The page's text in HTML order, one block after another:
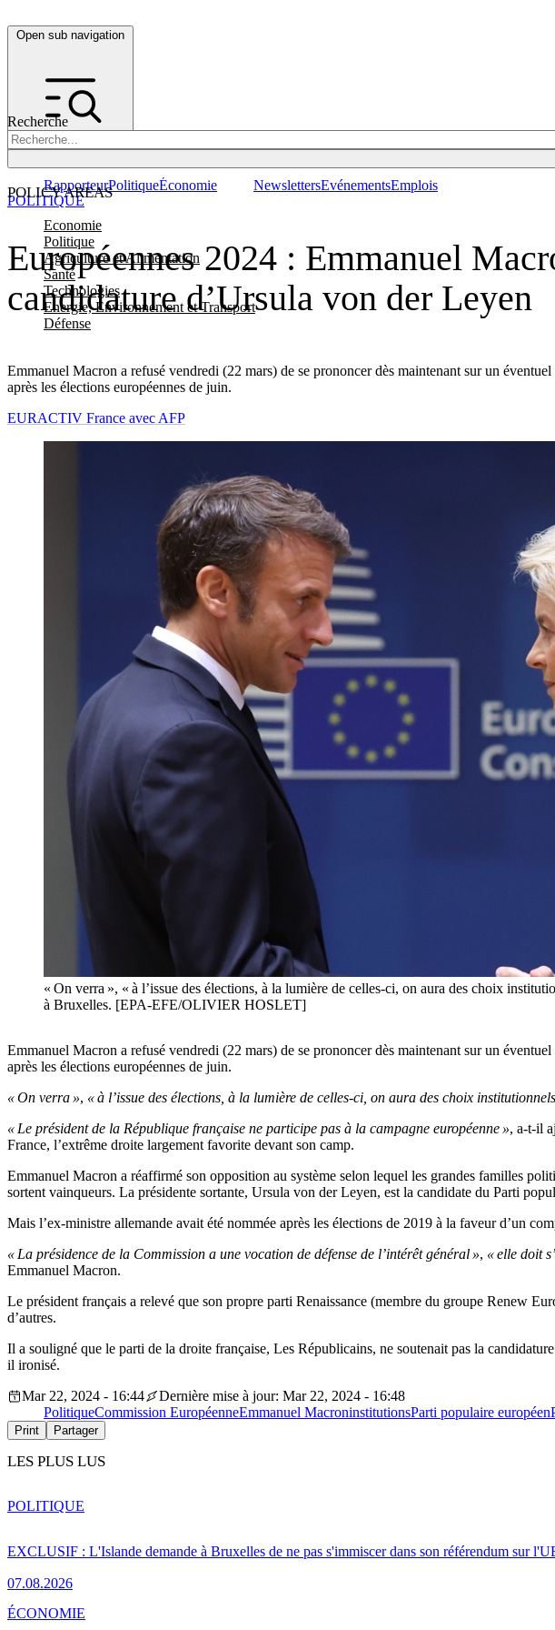
Open sub navigation
Recherche
POLICY AREAS
Economie
Politique
Agriculture et Alimentation
Santé
Technologies
Energie, Environnement et Transport
Défense
RapporteurPolitiqueÉconomie NewslettersEvénementsEmplois
Européennes 2024 : Emmanuel
candidature d’Ursula von der Leyen
Emmanuel Macron a refusé vendredi (22 mars) de se prononcer dès maintenant sur un
après les élections européennes de juin.
POLITIQUE
EURACTIV France avec AFP
« On verra », « à l’issue des élections, à la lumière de celles-ci, on aura des choix
à Bruxelles. [EPA-EFE/OLIVIER HOSLET]
Emmanuel Macron a refusé vendredi (22 mars) de se prononcer dès maintenant sur un
après les élections européennes de juin.
« On verra », « à l’issue des élections, à la lumière de celles-ci, on aura des choix
« Le président de la République française ne participe pas à la campagne européenne », a-t-il
France, l’extrême droite largement favorite devant son camp.
Emmanuel Macron a réaffirmé son opposition au système selon lequel les grandes familles
sortent vainqueurs. La présidente sortante, Ursula von der Leyen, est la candidate du Parti
Mais l’ex-ministre allemande avait été nommée après les élections de 2019 à la faveur d’un
« La présidence de la Commission a une vocation de défense de l’intérêt général », « elle doit
Emmanuel Macron.
Le président français a relevé que son propre parti Renaissance (membre du groupe Renew
d’autres.
Il a souligné que le parti de la droite française, Les Républicains, ne soutenait pas la
il ironisé.
Mar 22, 2024 - 16:44
Dernière mise à jour: Mar 22, 2024 - 16:48
PolitiqueCommission EuropéenneEmmanuel MacroninstitutionsParti populaire européen
Print Partager
LES PLUS LUS
EXCLUSIF : L'Islande demande à Bruxelles de ne pas s'immiscer dans son référendum sur
07.08.2026
POLITIQUE
ÉCONOMIE